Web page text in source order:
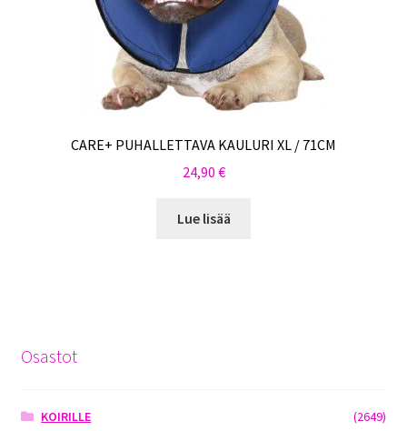
CARE+ PUHALLETTAVA KAULURI XL / 71CM
24,90 €
Lue lisää
Osastot
KOIRILLE
(2649)